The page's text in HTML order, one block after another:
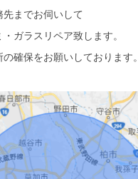
先までお伺いして
ガラスリペア致します。
確保をお願いしております。